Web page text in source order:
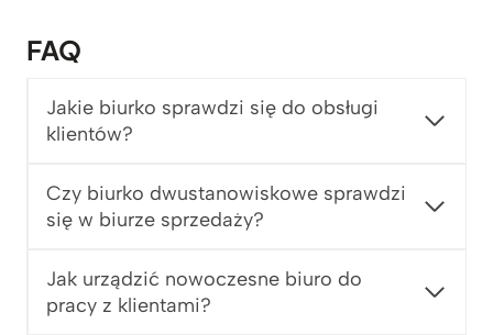
FAQ
Jakie biurko sprawdzi się do obsługi
klientów?
Czy biurko dwustanowiskowe sprawdzi
się w biurze sprzedaży?
Jak urządzić nowoczesne biuro do
pracy z klientami?